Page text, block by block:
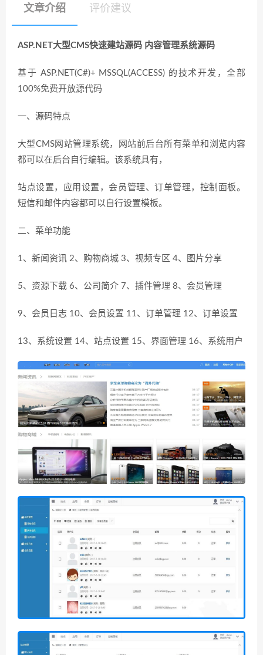
文章介绍 评价建议
ASP.NET大型CMS快速建站源码 内容管理系统源码
基于 ASP.NET(C#)+ MSSQL(ACCESS) 的技术开发，全部
100%免费开放源代码
一、源码特点
大型CMS网站管理系统，网站前后台所有菜单和浏览内容
都可以在后台自行编辑。该系统具有，
站点设置，应用设置，会员管理、订单管理，控制面板。
短信和邮件内容都可以自行设置模板。
二、菜单功能
1、新闻资讯 2、购物商城 3、视频专区 4、图片分享
5、资源下载 6、公司简介 7、插件管理 8、会员管理
9、会员日志 10、会员设置 11、订单管理 12、订单设置
13、系统设置 14、站点设置 15、界面管理 16、系统用户